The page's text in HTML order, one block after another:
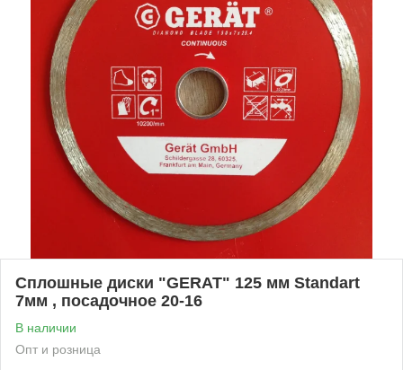
Сплошные диски "GERAT" 125 мм Standart
7мм , посадочное 20-16
В наличии
Опт и розница